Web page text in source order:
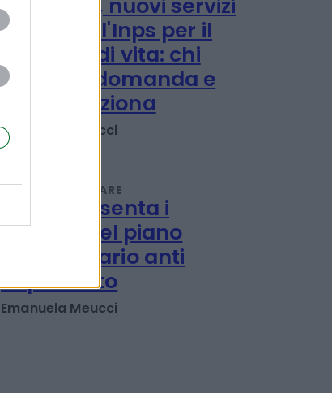
PENSIONI E PREVIDENZA
Disabilità, nuovi servizi
online dell'Inps per il
Progetto di vita: chi
può fare domanda e
Emanuela Meucci
LAVORO E WELFARE
L'Inps presenta i
risultati del piano